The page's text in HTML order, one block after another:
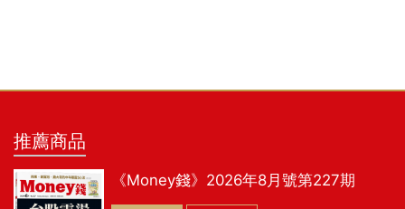
推薦商品
《Money錢》2026年8月號第227期